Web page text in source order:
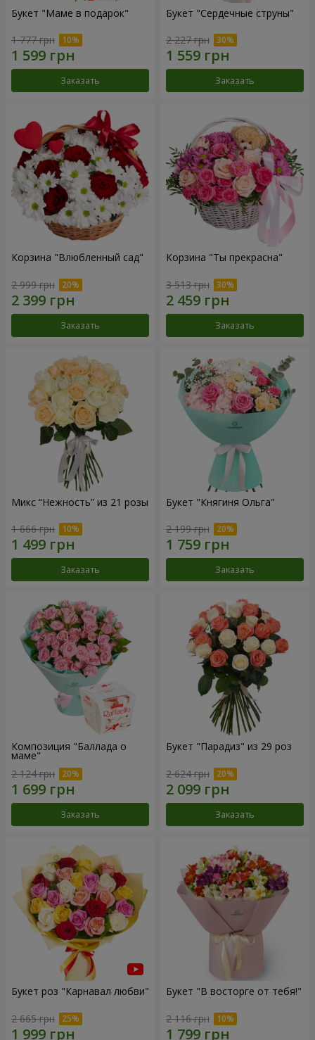
Букет "Маме в подарок"
1 777 грн
Заказать
Букет "Сердечные струны"
2 227 грн
Заказать
Корзина "Влюбленный сад"
2 999 грн
Заказать
Корзина "Ты прекрасна"
3 513 грн
Заказать
Микс “Нежность” из 21 розы
1 666 грн
Заказать
Букет "Княгиня Ольга"
2 199 грн
Заказать
Композиция "Баллада о
маме"
2 124 грн
Заказать
Букет "Парадиз" из 29 роз
2 624 грн
Заказать
Букет роз "Карнавал любви"
2 665 грн
Букет "В восторге от тебя!"
2 116 грн